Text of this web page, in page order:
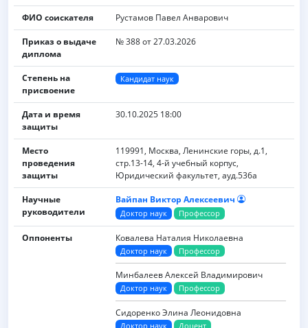
ФИО соискателя Рустамов Павел Анварович
Приказ о выдаче
диплома
№ 388 от 27.03.2026
Степень на
присвоение
Кандидат наук
Дата и время
защиты
30.10.2025 18:00
Место
проведения
защиты
119991, Москва, Ленинские горы, д.1,
стр.13-14, 4-й учебный корпус,
Юридический факультет, ауд.536а
Научные
руководители
Вайпан Виктор Алексеевич
Доктор наук Профессор
Оппоненты Ковалева Наталия Николаевна
Доктор наук Профессор
Минбалеев Алексей Владимирович
Доктор наук Профессор
Сидоренко Элина Леонидовна
Доктор наук Доцент